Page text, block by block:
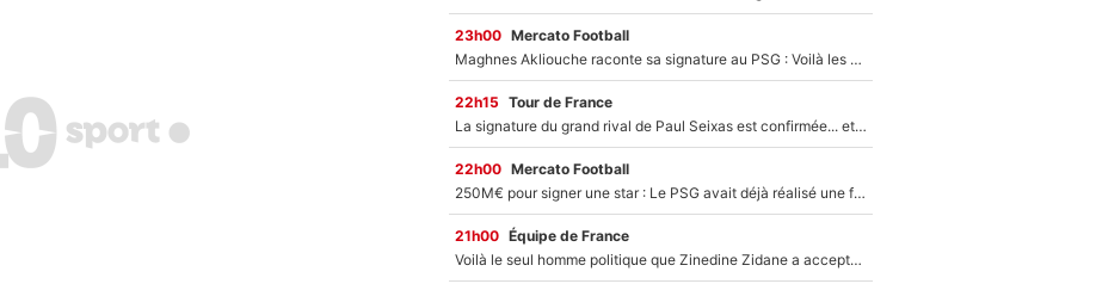
23h00 Mercato Football
Maghnes Akliouche raconte sa signature au PSG : Voilà les coulisses de son transfert de rêve à 50M€
22h15 Tour de France
La signature du grand rival de Paul Seixas est confirmée... et c'est une excellente nouvelle pour l'équipe Decathlon-CMA CGM !
22h00 Mercato Football
250M€ pour signer une star : Le PSG avait déjà réalisé une folie sur le mercato bien avant Neymar !
21h00 Équipe de France
Voilà le seul homme politique que Zinedine Zidane a accepté dans son entourage : «Je garde un très bon souvenir de lui»